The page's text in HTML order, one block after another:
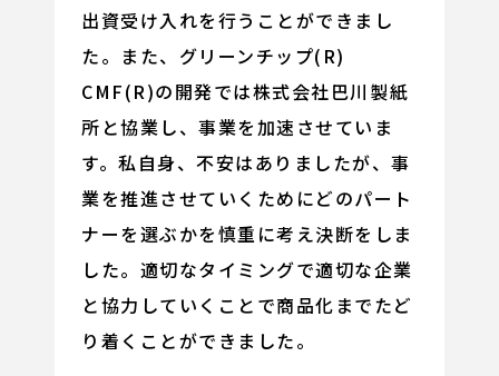
出資受け入れを行うことができまし
た。また、グリーンチップ(R)
CMF(R)の開発では株式会社巴川製紙
所と協業し、事業を加速させていま
す。私自身、不安はありましたが、事
業を推進させていくためにどのパート
ナーを選ぶかを慎重に考え決断をしま
した。適切なタイミングで適切な企業
と協力していくことで商品化までたど
り着くことができました。